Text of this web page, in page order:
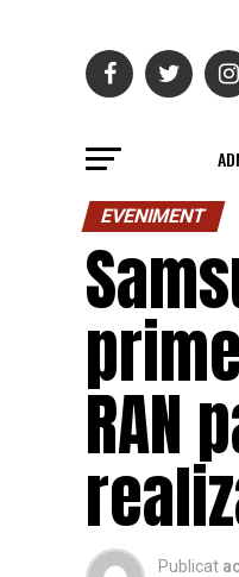
EVENIMENT
RAN
Publicat